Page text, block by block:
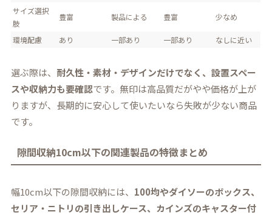
サイズ選択
肢
豊富 製品による 豊富 少なめ
環境配慮 あり 一部あり 一部あり なしに近い
選ぶ際は、 耐久性・素材・デザインだけでなく、設置スペー
スや収納力も要確認です。無印は高品質だがやや価格が上が
りますが、長期的に安心して使いたいなら失敗が少ない商品
です。
隙間収納10cm以下の関連製品の特徴まとめ
幅10cm以下の隙間収納には、 100均やダイソーのボックス、
セリア・ニトリの引き出しケース、カインズのキャスター付